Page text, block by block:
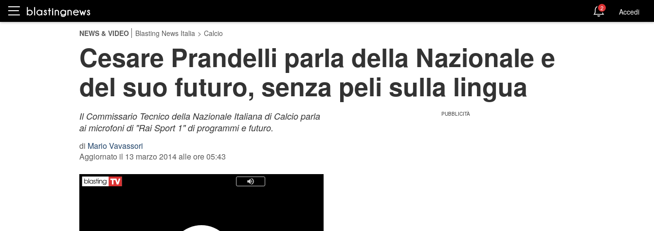
2 Accedi
NEWS & VIDEO Blasting News Italia > Calcio
Cesare Prandelli parla della Nazionale e
del suo futuro, senza peli sulla lingua
Il Commissario Tecnico della Nazionale Italiana di Calcio parla
ai microfoni di "Rai Sport 1" di programmi e futuro.
di Mario Vavassori
Aggiornato il 13 marzo 2014 alle ore 05:43